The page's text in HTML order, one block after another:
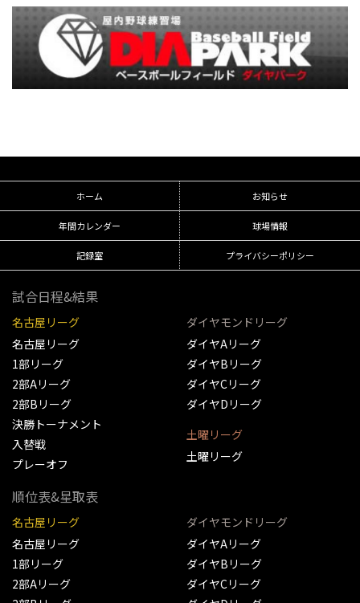
ホーム お知らせ
年間カレンダー 球場情報
記録室 プライバシーポリシー
試合日程&結果
名古屋リーグ
名古屋リーグ
1部リーグ
2部Aリーグ
2部Bリーグ
決勝トーナメント
入替戦
プレーオフ
ダイヤモンドリーグ
ダイヤAリーグ
ダイヤBリーグ
ダイヤCリーグ
ダイヤDリーグ
土曜リーグ
土曜リーグ
順位表&星取表
名古屋リーグ
名古屋リーグ
1部リーグ
2部Aリーグ
ダイヤモンドリーグ
ダイヤAリーグ
ダイヤBリーグ
ダイヤCリーグ